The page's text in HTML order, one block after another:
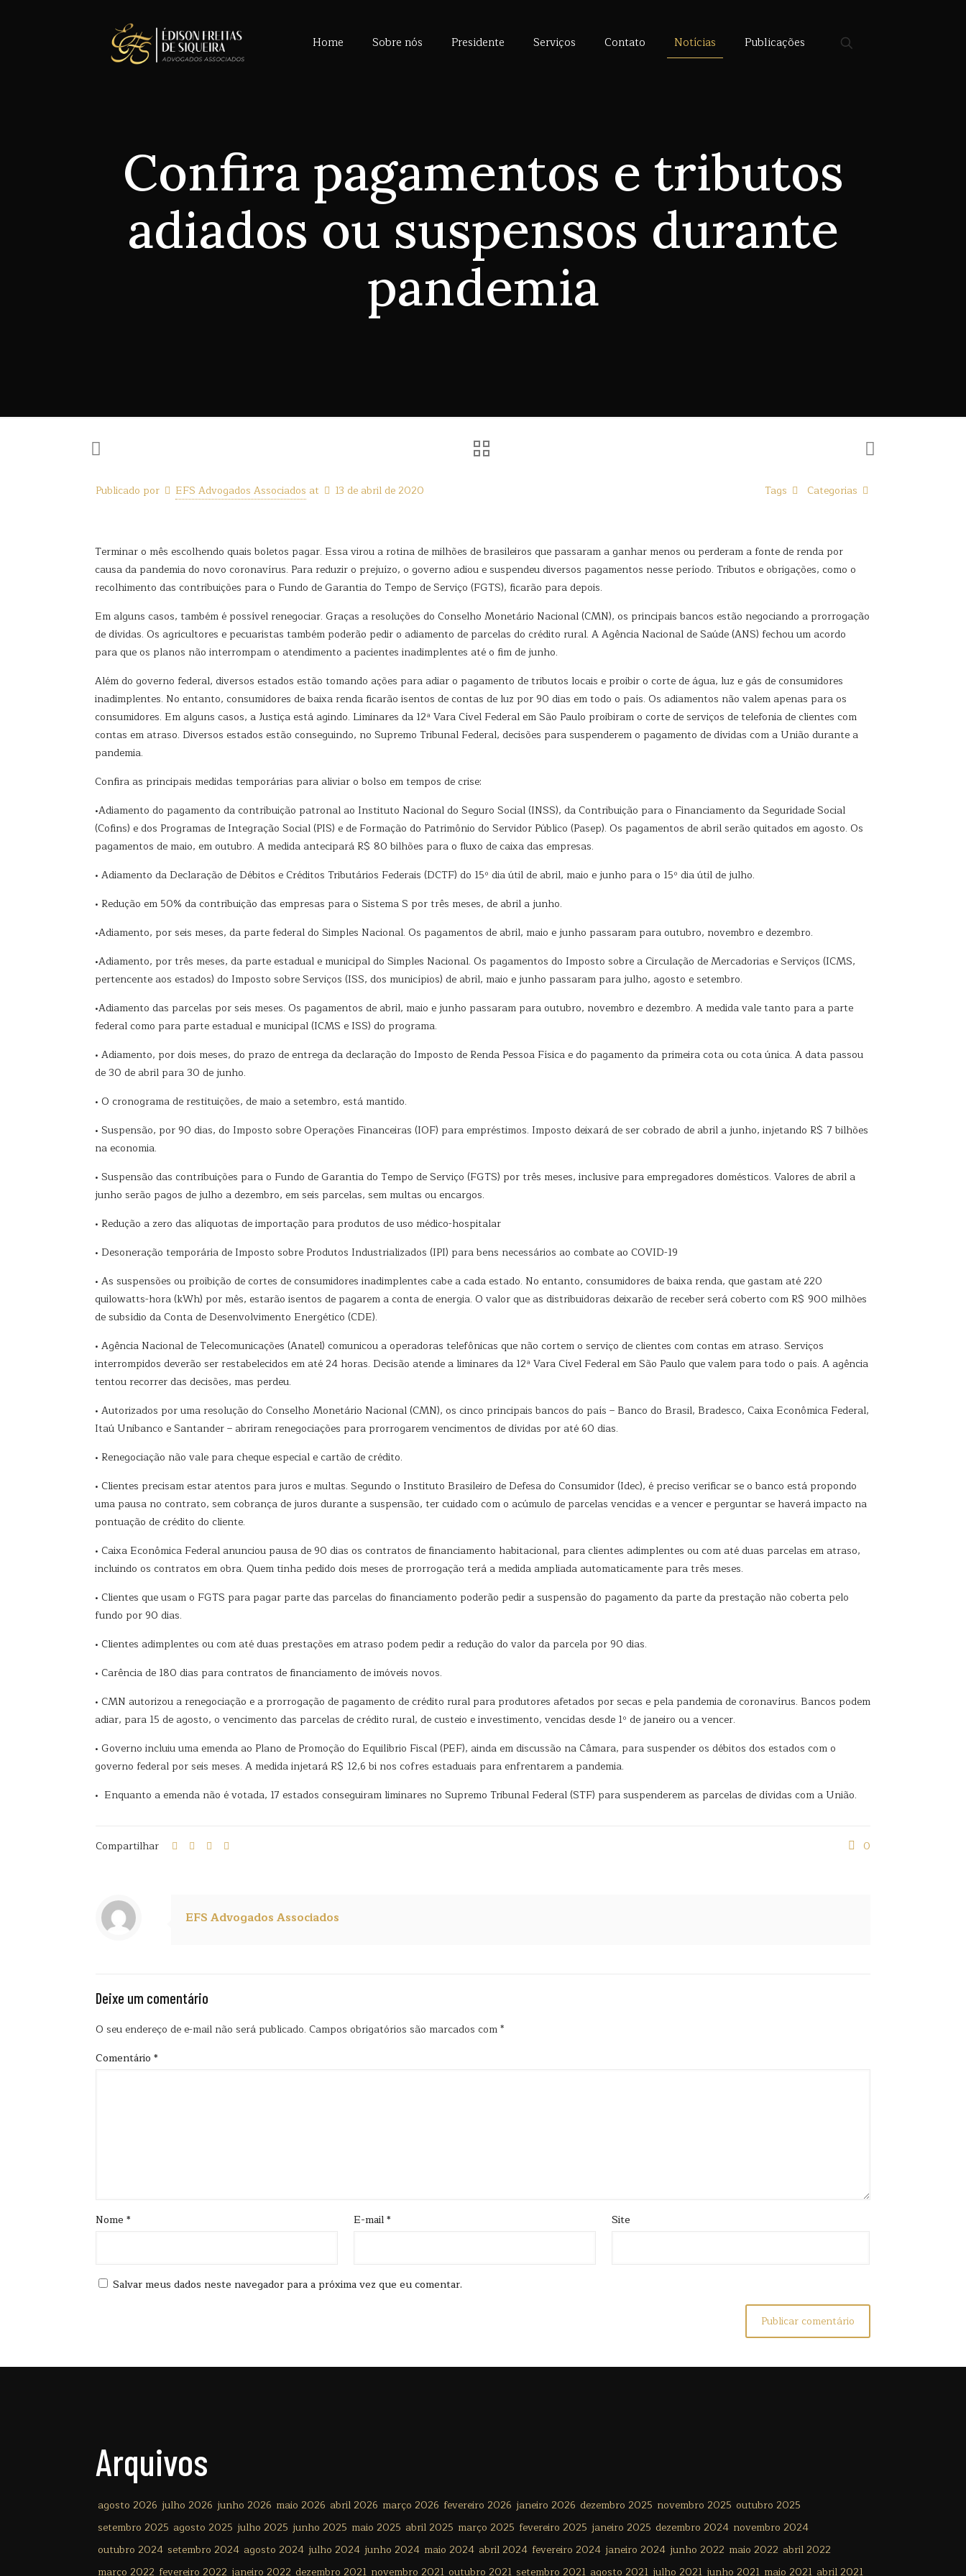
Home Sobre nós Presidente Serviços Contato Notícias Publicações
Confira pagamentos e tributos
adiados ou suspensos durante
pandemia
Publicado por EFS Advogados Associados at 13 de abril de 2020 Categorias
Tags
Terminar o mês escolhendo quais boletos pagar. Essa virou a rotina de milhões de brasileiros que passaram a ganhar menos ou perderam a fonte de renda por
causa da pandemia do novo coronavírus. Para reduzir o prejuízo, o governo adiou e suspendeu diversos pagamentos nesse período. Tributos e obrigações, como o
recolhimento das contribuições para o Fundo de Garantia do Tempo de Serviço (FGTS), ficarão para depois.
Em alguns casos, também é possível renegociar. Graças a resoluções do Conselho Monetário Nacional (CMN), os principais bancos estão negociando a prorrogação
de dívidas. Os agricultores e pecuaristas também poderão pedir o adiamento de parcelas do crédito rural. A Agência Nacional de Saúde (ANS) fechou um acordo
para que os planos não interrompam o atendimento a pacientes inadimplentes até o fim de junho.
Além do governo federal, diversos estados estão tomando ações para adiar o pagamento de tributos locais e proibir o corte de água, luz e gás de consumidores
inadimplentes. No entanto, consumidores de baixa renda ficarão isentos de contas de luz por 90 dias em todo o país. Os adiamentos não valem apenas para os
consumidores. Em alguns casos, a Justiça está agindo. Liminares da 12ª Vara Cível Federal em São Paulo proibiram o corte de serviços de telefonia de clientes com
contas em atraso. Diversos estados estão conseguindo, no Supremo Tribunal Federal, decisões para suspenderem o pagamento de dívidas com a União durante a
pandemia.
Confira as principais medidas temporárias para aliviar o bolso em tempos de crise:
•Adiamento do pagamento da contribuição patronal ao Instituto Nacional do Seguro Social (INSS), da Contribuição para o Financiamento da Seguridade Social
(Cofins) e dos Programas de Integração Social (PIS) e de Formação do Patrimônio do Servidor Público (Pasep). Os pagamentos de abril serão quitados em agosto. Os
pagamentos de maio, em outubro. A medida antecipará R$ 80 bilhões para o fluxo de caixa das empresas.
• Adiamento da Declaração de Débitos e Créditos Tributários Federais (DCTF) do 15º dia útil de abril, maio e junho para o 15º dia útil de julho.
• Redução em 50% da contribuição das empresas para o Sistema S por três meses, de abril a junho.
•Adiamento, por seis meses, da parte federal do Simples Nacional. Os pagamentos de abril, maio e junho passaram para outubro, novembro e dezembro.
•Adiamento, por três meses, da parte estadual e municipal do Simples Nacional. Os pagamentos do Imposto sobre a Circulação de Mercadorias e Serviços (ICMS,
pertencente aos estados) do Imposto sobre Serviços (ISS, dos municípios) de abril, maio e junho passaram para julho, agosto e setembro.
•Adiamento das parcelas por seis meses. Os pagamentos de abril, maio e junho passaram para outubro, novembro e dezembro. A medida vale tanto para a parte
federal como para parte estadual e municipal (ICMS e ISS) do programa.
• Adiamento, por dois meses, do prazo de entrega da declaração do Imposto de Renda Pessoa Física e do pagamento da primeira cota ou cota única. A data passou
de 30 de abril para 30 de junho.
• O cronograma de restituições, de maio a setembro, está mantido.
• Suspensão, por 90 dias, do Imposto sobre Operações Financeiras (IOF) para empréstimos. Imposto deixará de ser cobrado de abril a junho, injetando R$ 7 bilhões
na economia.
• Suspensão das contribuições para o Fundo de Garantia do Tempo de Serviço (FGTS) por três meses, inclusive para empregadores domésticos. Valores de abril a
junho serão pagos de julho a dezembro, em seis parcelas, sem multas ou encargos.
• Redução a zero das alíquotas de importação para produtos de uso médico-hospitalar
• Desoneração temporária de Imposto sobre Produtos Industrializados (IPI) para bens necessários ao combate ao COVID-19
• As suspensões ou proibição de cortes de consumidores inadimplentes cabe a cada estado. No entanto, consumidores de baixa renda, que gastam até 220
quilowatts-hora (kWh) por mês, estarão isentos de pagarem a conta de energia. O valor que as distribuidoras deixarão de receber será coberto com R$ 900 milhões
de subsídio da Conta de Desenvolvimento Energético (CDE).
• Agência Nacional de Telecomunicações (Anatel) comunicou a operadoras telefônicas que não cortem o serviço de clientes com contas em atraso. Serviços
interrompidos deverão ser restabelecidos em até 24 horas. Decisão atende a liminares da 12ª Vara Cível Federal em São Paulo que valem para todo o país. A agência
tentou recorrer das decisões, mas perdeu.
• Autorizados por uma resolução do Conselho Monetário Nacional (CMN), os cinco principais bancos do país – Banco do Brasil, Bradesco, Caixa Econômica Federal,
Itaú Unibanco e Santander – abriram renegociações para prorrogarem vencimentos de dívidas por até 60 dias.
• Renegociação não vale para cheque especial e cartão de crédito.
• Clientes precisam estar atentos para juros e multas. Segundo o Instituto Brasileiro de Defesa do Consumidor (Idec), é preciso verificar se o banco está propondo
uma pausa no contrato, sem cobrança de juros durante a suspensão, ter cuidado com o acúmulo de parcelas vencidas e a vencer e perguntar se haverá impacto na
pontuação de crédito do cliente.
• Caixa Econômica Federal anunciou pausa de 90 dias os contratos de financiamento habitacional, para clientes adimplentes ou com até duas parcelas em atraso,
incluindo os contratos em obra. Quem tinha pedido dois meses de prorrogação terá a medida ampliada automaticamente para três meses.
• Clientes que usam o FGTS para pagar parte das parcelas do financiamento poderão pedir a suspensão do pagamento da parte da prestação não coberta pelo
fundo por 90 dias.
• Clientes adimplentes ou com até duas prestações em atraso podem pedir a redução do valor da parcela por 90 dias.
• Carência de 180 dias para contratos de financiamento de imóveis novos.
• CMN autorizou a renegociação e a prorrogação de pagamento de crédito rural para produtores afetados por secas e pela pandemia de coronavírus. Bancos podem
adiar, para 15 de agosto, o vencimento das parcelas de crédito rural, de custeio e investimento, vencidas desde 1º de janeiro ou a vencer.
• Governo incluiu uma emenda ao Plano de Promoção do Equilíbrio Fiscal (PEF), ainda em discussão na Câmara, para suspender os débitos dos estados com o
governo federal por seis meses. A medida injetará R$ 12,6 bi nos cofres estaduais para enfrentarem a pandemia.
• Enquanto a emenda não é votada, 17 estados conseguiram liminares no Supremo Tribunal Federal (STF) para suspenderem as parcelas de dívidas com a União.
Compartilhar 0
EFS Advogados Associados
Deixe um comentário
O seu endereço de e-mail não será publicado. Campos obrigatórios são marcados com*
Comentário *
Nome * E-mail* Site
Salvar meus dados neste navegador para a próxima vez que eu comentar.
Arquivos
agosto 2026 julho 2026 junho 2026 maio 2026 abril 2026 março 2026 fevereiro 2026 janeiro 2026 dezembro 2025 novembro 2025 outubro 2025
setembro 2025 agosto 2025 julho 2025 junho 2025 maio 2025 abril 2025 março 2025 fevereiro 2025 janeiro 2025 dezembro 2024 novembro 2024
outubro 2024 setembro 2024 agosto 2024 julho 2024 junho 2024 maio 2024 abril 2024 fevereiro 2024 janeiro 2024 junho 2022 maio 2022 abril 2022
março 2022 fevereiro 2022 janeiro 2022 dezembro 2021 novembro 2021 outubro 2021 setembro 2021 agosto 2021 julho 2021 junho 2021 maio 2021 abril 2021